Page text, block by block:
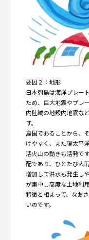
要因２：地形
日本列島は海洋プレー
ため、巨大地震やプレ
内陸域の地殻内地震な
す。
島国であることから、
けやすく、また環太平
活火山の動きも活発で
配であり、ひとたび大
増加して洪水も発生し
が集中し高度な土地利
特徴と相まって、なお
いのです。